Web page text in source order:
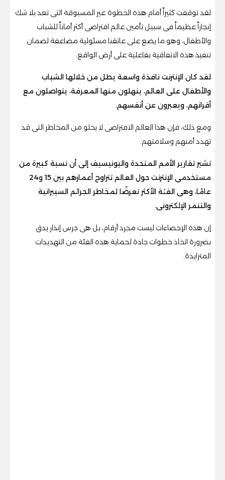
لقد توقفت كثيراً أمام هذه الخطوة غير المسبوقة التى تعد بلا شك
إنجازاً عظيماً فى سبيل تأمين عالم افتراضى أكثر أماناً للشباب
والأطفال، وهو ما يضع على عاتقنا مسئولية مضاعفة لضمان
تنفيذ هذه الاتفاقية بفاعلية على أرض الواقع.
لقد كان الإنترنت نافذة واسعة يطل من خلالها الشباب
والأطفال على العالم، ينهلون منها المعرفة، يتواصلون مع
أقرانهم، ويعبرون عن أنفسهم.
ومع ذلك، فإن هذا العالم الافتراضى لا يخلو من المخاطر التى قد
تهدد أمنهم وسلامتهم.
تشير تقارير الأمم المتحدة واليونيسيف إلى أن نسبة كبيرة من
مستخدمى الإنترنت حول العالم تتراوح أعمارهم بين 15 و24
عامًا، وهى الفئة الأكثر تعرضًا لمخاطر الجرائم السيبرانية
والتنمر الإلكترونى.
إن هذه الإحصاءات ليست مجرد أرقام، بل هى جرس إنذار يدق
بضرورة اتخاذ خطوات جادة لحماية هذه الفئة من التهديدات
المتزايدة.